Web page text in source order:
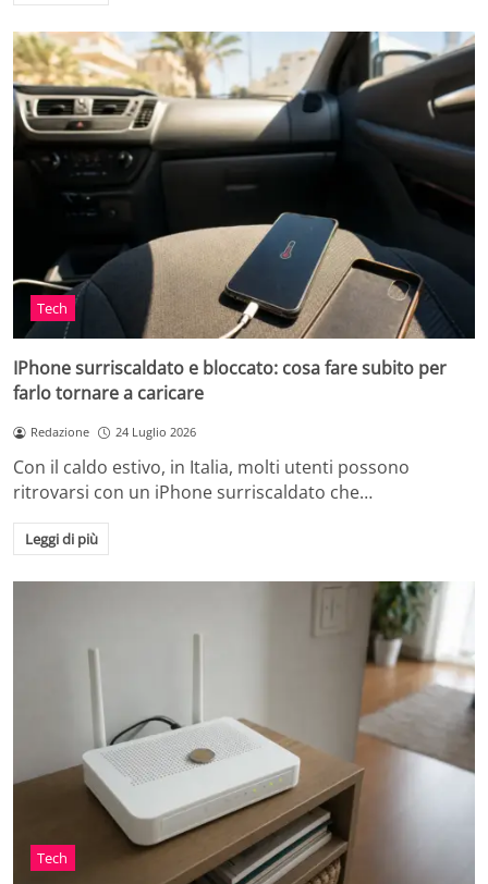
Tech
IPhone surriscaldato e bloccato: cosa fare subito per
farlo tornare a caricare
Redazione 24 Luglio 2026
Con il caldo estivo, in Italia, molti utenti possono
ritrovarsi con un iPhone surriscaldato che…
Leggi di più
Tech